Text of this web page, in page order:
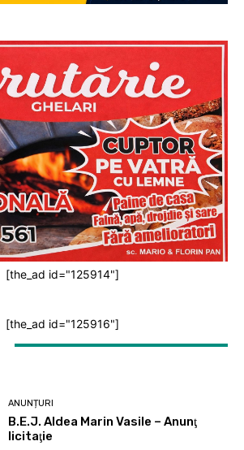
[the_ad id="125914"]
[the_ad id="125916"]
ANUNȚURI
B.E.J. Aldea Marin Vasile – Anunţ
licitaţie